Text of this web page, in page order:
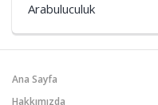
Arabuluculuk
Ana Sayfa
Hakkımızda